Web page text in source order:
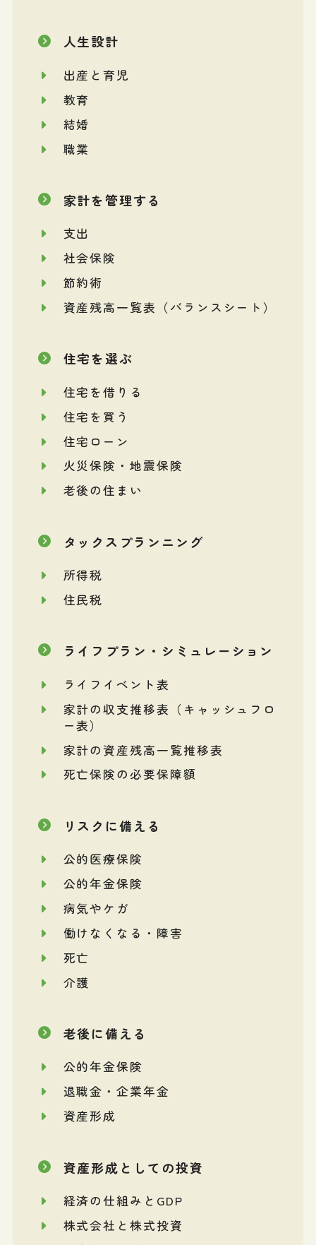
人生設計
出産と育児
教育
結婚
職業
家計を管理する
支出
社会保険
節約術
資産残高一覧表（バランスシート）
住宅を選ぶ
住宅を借りる
住宅を買う
住宅ローン
火災保険・地震保険
老後の住まい
タックスプランニング
所得税
住民税
ライフプラン・シミュレーション
ライフイベント表
家計の収支推移表（キャッシュフロ
ー表）
家計の資産残高一覧推移表
死亡保険の必要保障額
リスクに備える
公的医療保険
公的年金保険
病気やケガ
働けなくなる・障害
死亡
介護
老後に備える
公的年金保険
退職金・企業年金
資産形成
資産形成としての投資
経済の仕組みとGDP
株式会社と株式投資